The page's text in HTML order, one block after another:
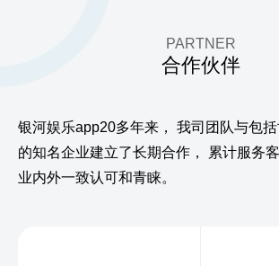
PARTNER
合作伙伴
银河娱乐app20多年来，
我司团队与包
的知名企业建立了长期合作，
累计服务
业内外一致认可和青睐。